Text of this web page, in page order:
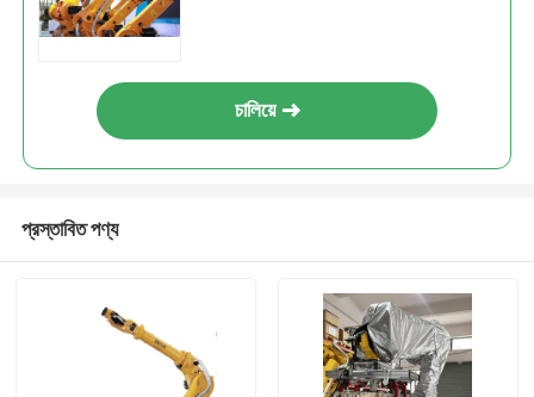
চালিয়ে
প্রস্তাবিত পণ্য